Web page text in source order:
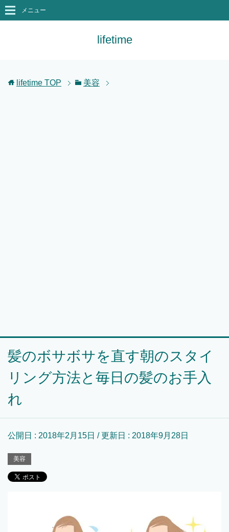
lifetime
メニュー
lifetime TOP 美容
髪のボサボサを直す朝のスタイ
リング方法と毎日の髪のお手入
れ
公開日 : 2018年2月15日 / 更新日 : 2018年9月28日
美容